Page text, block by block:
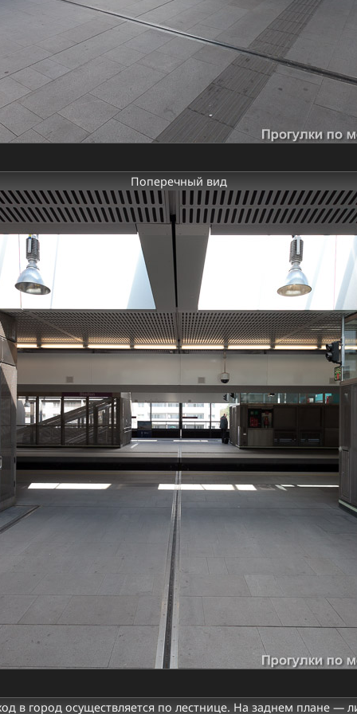
Поперечный вид
в город осуществляется по лестнице. На заднем плане —